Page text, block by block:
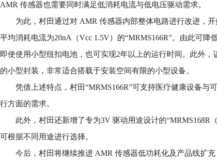
AMR 传感器也需要同时满足低消耗电流与低电压驱动需求。
为此，村田通过对 AMR 传感器内部整体电路进行改进，
平均消耗电流为20nA（Vcc 1.5V）的“MRMS166R”。由此可降
即使使用小型纽扣电池，也可实现2年以上的运行时间。此外，
的小型封装，非常适合搭载于安装空间有限的小型设备。
凭借上述特点，村田“MRMS166R”可支持医疗健康设备与
行方面的需求。
此外，村田还新增了专为3V 驱动用途设计的“MRMS168R
可根据不同用途进行选择。
今后，村田将继续推进 AMR 传感器低功耗化及产品线扩